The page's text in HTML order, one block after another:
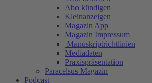
Abo kündigen
Kleinanzeigen
Magazin App
Magazin Impressum
Manuskriptrichtlinien
Mediadaten
Praxispräsentation
Paracelsus Magazin
Podcast